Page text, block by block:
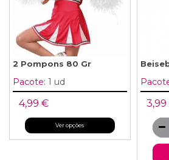
2 Pompons 80 Gr
Pacote: 1 ud
4,99 €
Ver opções